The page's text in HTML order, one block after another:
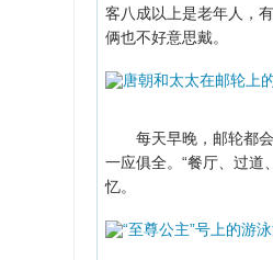
客八成以上是老年人，
俩也不好意思戴。
每天早晚，邮轮都会
一应俱全。“餐厅、过道
忆。